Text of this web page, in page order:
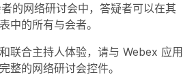
的网络研讨会中，答疑者可以在其
中的所有与会者。
联合主持人体验，请与 Webex 应用
整的网络研讨会控件。